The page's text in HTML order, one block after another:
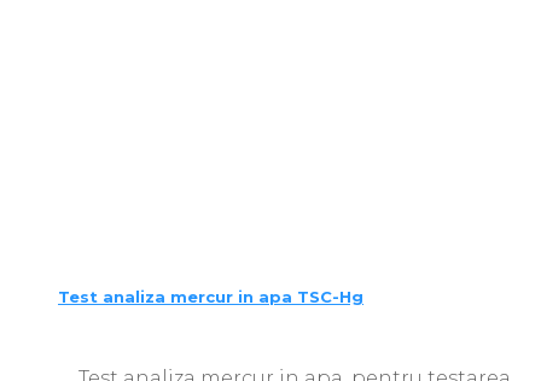
Test analiza mercur in apa TSC-Hg